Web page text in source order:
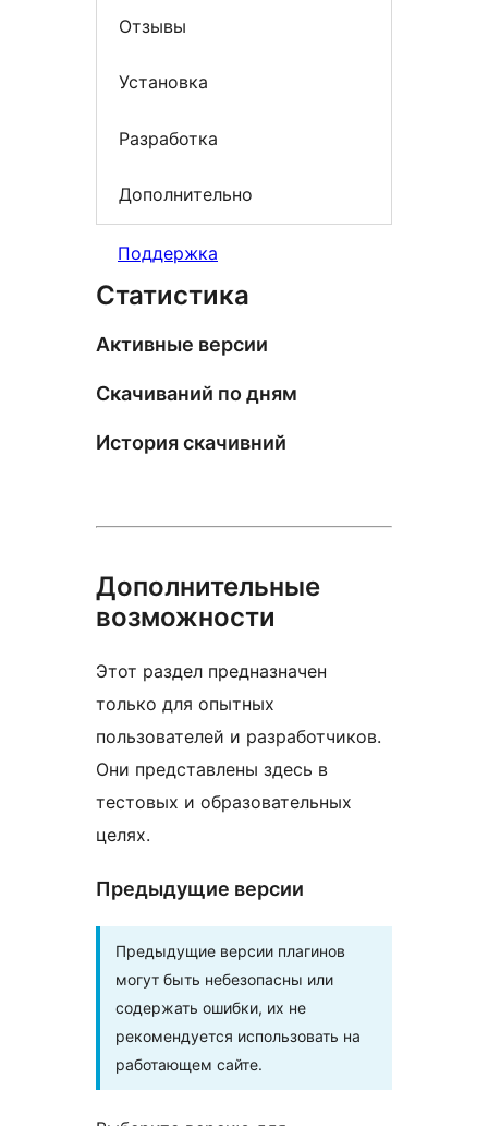
Отзывы
Установка
Разработка
Дополнительно
Поддержка
Статистика
Активные версии
Скачиваний по дням
История скачивний
Дополнительные
возможности
Этот раздел предназначен
только для опытных
пользователей и разработчиков.
Они представлены здесь в
тестовых и образовательных
целях.
Предыдущие версии
Предыдущие версии плагинов
могут быть небезопасны или
содержать ошибки, их не
рекомендуется использовать на
работающем сайте.